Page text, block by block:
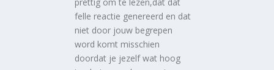
felle reactie genereerd en dat
niet door jouw begrepen
word komt misschien
doordat je jezelf wat hoog